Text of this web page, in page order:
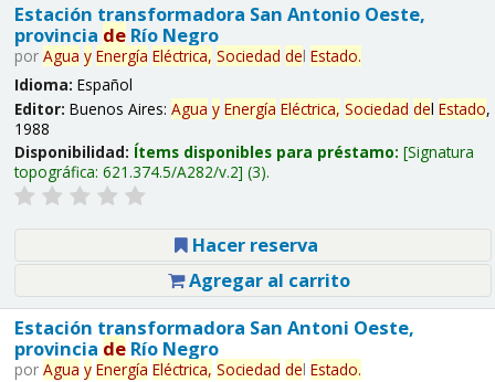
Estación transformadora San Antonio Oeste,
provincia deRío Negro
por Agua y Energía Eléctrica, Sociedad del Estado.
Idioma: Español
Editor: Buenos Aires: Agua y Energía Eléctrica, Sociedad del Estado,
1988
Disponibilidad: Ítems disponibles para préstamo: Signatura
topográfica: 621.374.5/A282/v.2 (3).
Hacer reserva
Agregar al carrito
Estación transformadora San Antoni Oeste,
provincia deRío Negro
por Agua y Energía Eléctrica, Sociedad del Estado.